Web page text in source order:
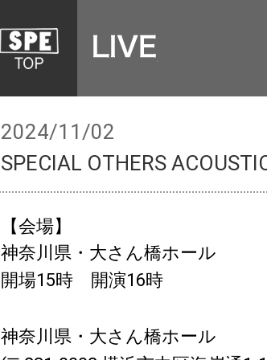
2024/11/02
SPECIAL OTHERS
【会場】
神奈川県・大さん橋ホール
開場15時 開演16時
神奈川県・大さん橋ホール